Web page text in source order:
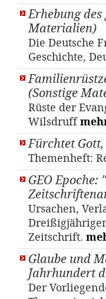
Erhebung des
Materialien)
Die Deutsche
Geschichte,
(Sonstige
Rüste der
Wilsdruff
Fürchtet
Themenheft:
GEO
Ursachen,
Zeitschrift.
Glaube und
Jahrhundert
Der